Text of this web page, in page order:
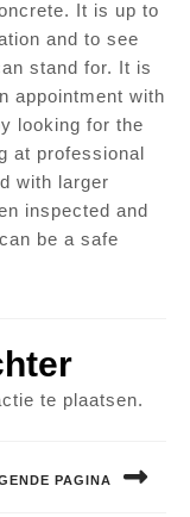
It is up to
and to see
stand for. It is
appointment with
looking for the
at professional
with larger
inspected and
be a safe
te plaatsen.
PAGINA